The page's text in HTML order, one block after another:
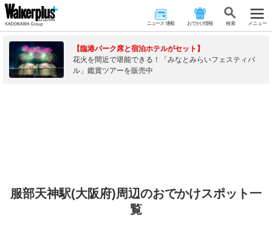
ニュース･連載 おでかけ情報 検 索 メニュー
【臨港パーク席と宿泊ホテルがセット】
花火を間近で堪能できる！「みなとみらいフェスティバ
ル」鑑賞ツアーを販売中
服部天神駅(大阪府)周辺のおでかけスポット一
覧